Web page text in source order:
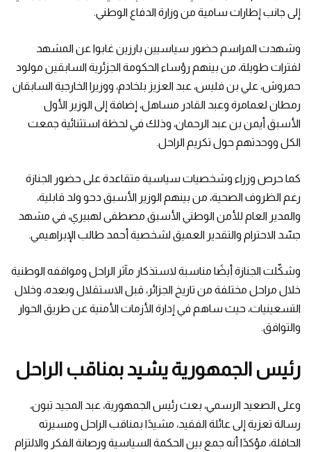
إلى جانب إطارات سامية من وزارة الدفاع الوطني.
وشهدت المراسم حضور سياسيين بارزين غابوا عن المشهد
لفترات طويلة، من بينهم رؤساء الحكومة الجزئرية السابقين مولود
حمروش، علي بن فليس، عبد العزيز بلخادم، ووزيرا الخارجية السابقان
رمطان لعمامرة وعبد القادر مساهل، إضافة إلى الوزير الأول
الأسبق أيمن بن عبد الرحمان، وذلك في لحظة استثنائية جمعت
الكل ووحدتهم حول تكريم الراحل.
كما حرص وزراء وشخصيات سياسية متقاعدة على حضور الجنازة
رغم الظروف الصحية، من بينهم الوزير الأسبق دحو ولد قابلية،
والمدير العام للأمن الوطني الأسبق مصطفى لهبيري، في مشهد
جسّد الاحترام والتقدير العميق لشخصية أحمد طالب الإبراهيمي.
وشكّلت الجنازة أيضًا مناسبة لاستذكار مآثر الراحل ومواقفه الوطنية
خلال مراحل مختلفة من تاريخ الجزائر، قبل الاستقلال وبعده، وخلال
التسعينيات، حيث ساهم في إدارة الأزمات الأمنية عن طريق الحوار
والتوافق.
رئيس الجمهورية يشيد بمناقب الراحل
وعلى الصعيد الرسمي، بعث رئيس الجمهورية، عبد المجيد تبون،
رسالة تعزية إلى عائلة الفقيد، مشيدًا بمناقب الراحل ومسيرته
الحافلة، مؤكدًا أنه جمع بين الحكمة السياسية ورصانة الفكر والالتزام